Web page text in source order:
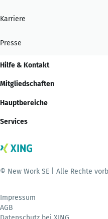
Karriere
Presse
Hilfe & Kontakt
Mitgliedschaften
Hauptbereiche
Services
© New Work SE | Alle Rechte
Impressum
AGB